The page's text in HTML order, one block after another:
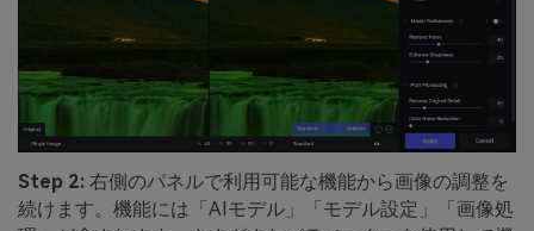
Step 2: 右側のパネルで利用可能な機能から画像の調整を
続けます。機能には「AIモデル」「モデル設定」「画像処